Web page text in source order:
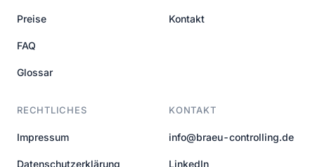
Preise
FAQ
Glossar
Kontakt
RECHTLICHES
Impressum
Datenschutzerklärung
KONTAKT
info@braeu-controlling.de
LinkedIn